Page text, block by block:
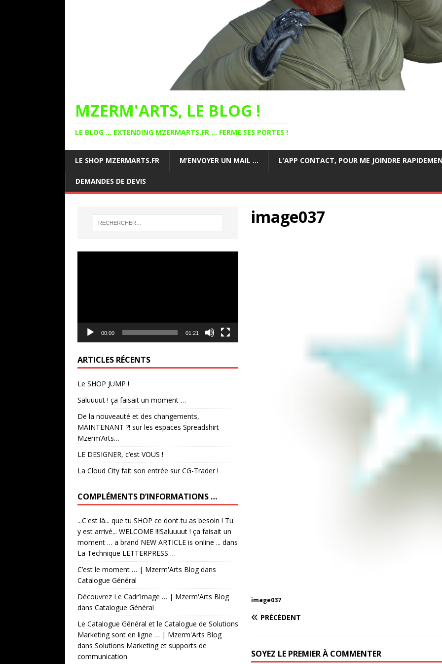
MZERM'ARTS, LE BLOG !
LE BLOG ... EXTENDING MZERMARTS.FR ... FERME SES PORTES !
LE SHOP MZERMARTS.FR M’ENVOYER UN MAIL … L’APP CONTACT, POUR ME JOINDRE
DEMANDES DE DEVIS
image037
image037
PRÉCÉDENT
SOYEZ LE PREMIER À COMMENTER
00:00 01:21
ARTICLES RÉCENTS
Le SHOP JUMP !
Saluuuut ! ça faisait un moment …
De la nouveauté et des changements,
MAINTENANT ?! sur les espaces Spreadshirt
Mzerm’Arts…
LE DESIGNER, c’est VOUS !
La Cloud City fait son entrée sur CG-Trader !
COMPLÉMENTS D’INFORMATIONS …
...C'est là... que tu SHOP ce dont tu as besoin ! Tu
y est arrivé... WELCOME !!!Saluuuut ! ça faisait un
moment … a brand NEW ARTICLE is online ... dans
La Technique LETTERPRESS …
C’est le moment … | Mzerm'Arts Blogdans
Catalogue Général
Découvrez Le Cadr’Image … | Mzerm'Arts Blog
dans Catalogue Général
Le Catalogue Général et le Catalogue de Solutions
Marketing sont en ligne … | Mzerm'Arts Blog
dans Solutions Marketing et supports de
communication